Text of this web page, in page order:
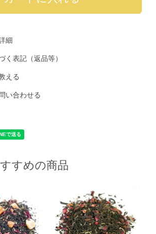
細
く表記（返品等）
える
い合わせる
すめの商品